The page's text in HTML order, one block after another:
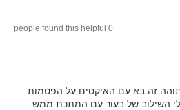
0 people found this helpful
זה בא עם האיקסים על הפטמות.
השילוב של בעור עם המתכת ממש